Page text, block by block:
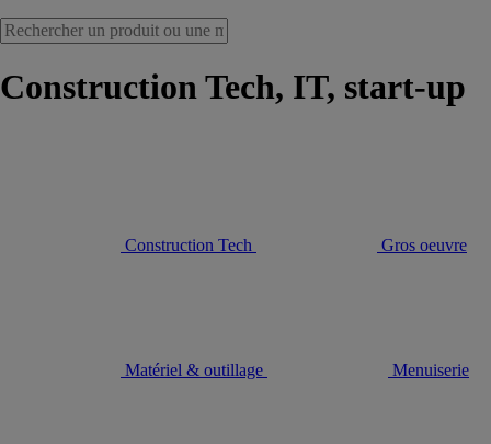
Construction Tech, IT, start-up
Construction Tech Gros oeuvre
Matériel & outillage Menuiserie